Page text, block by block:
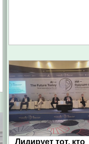
Лидирует тот, кто